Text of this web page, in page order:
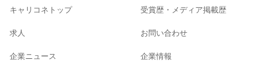
キャリコネトップ
求人
企業ニュース
受賞歴・メディア掲載歴
お問い合わせ
企業情報